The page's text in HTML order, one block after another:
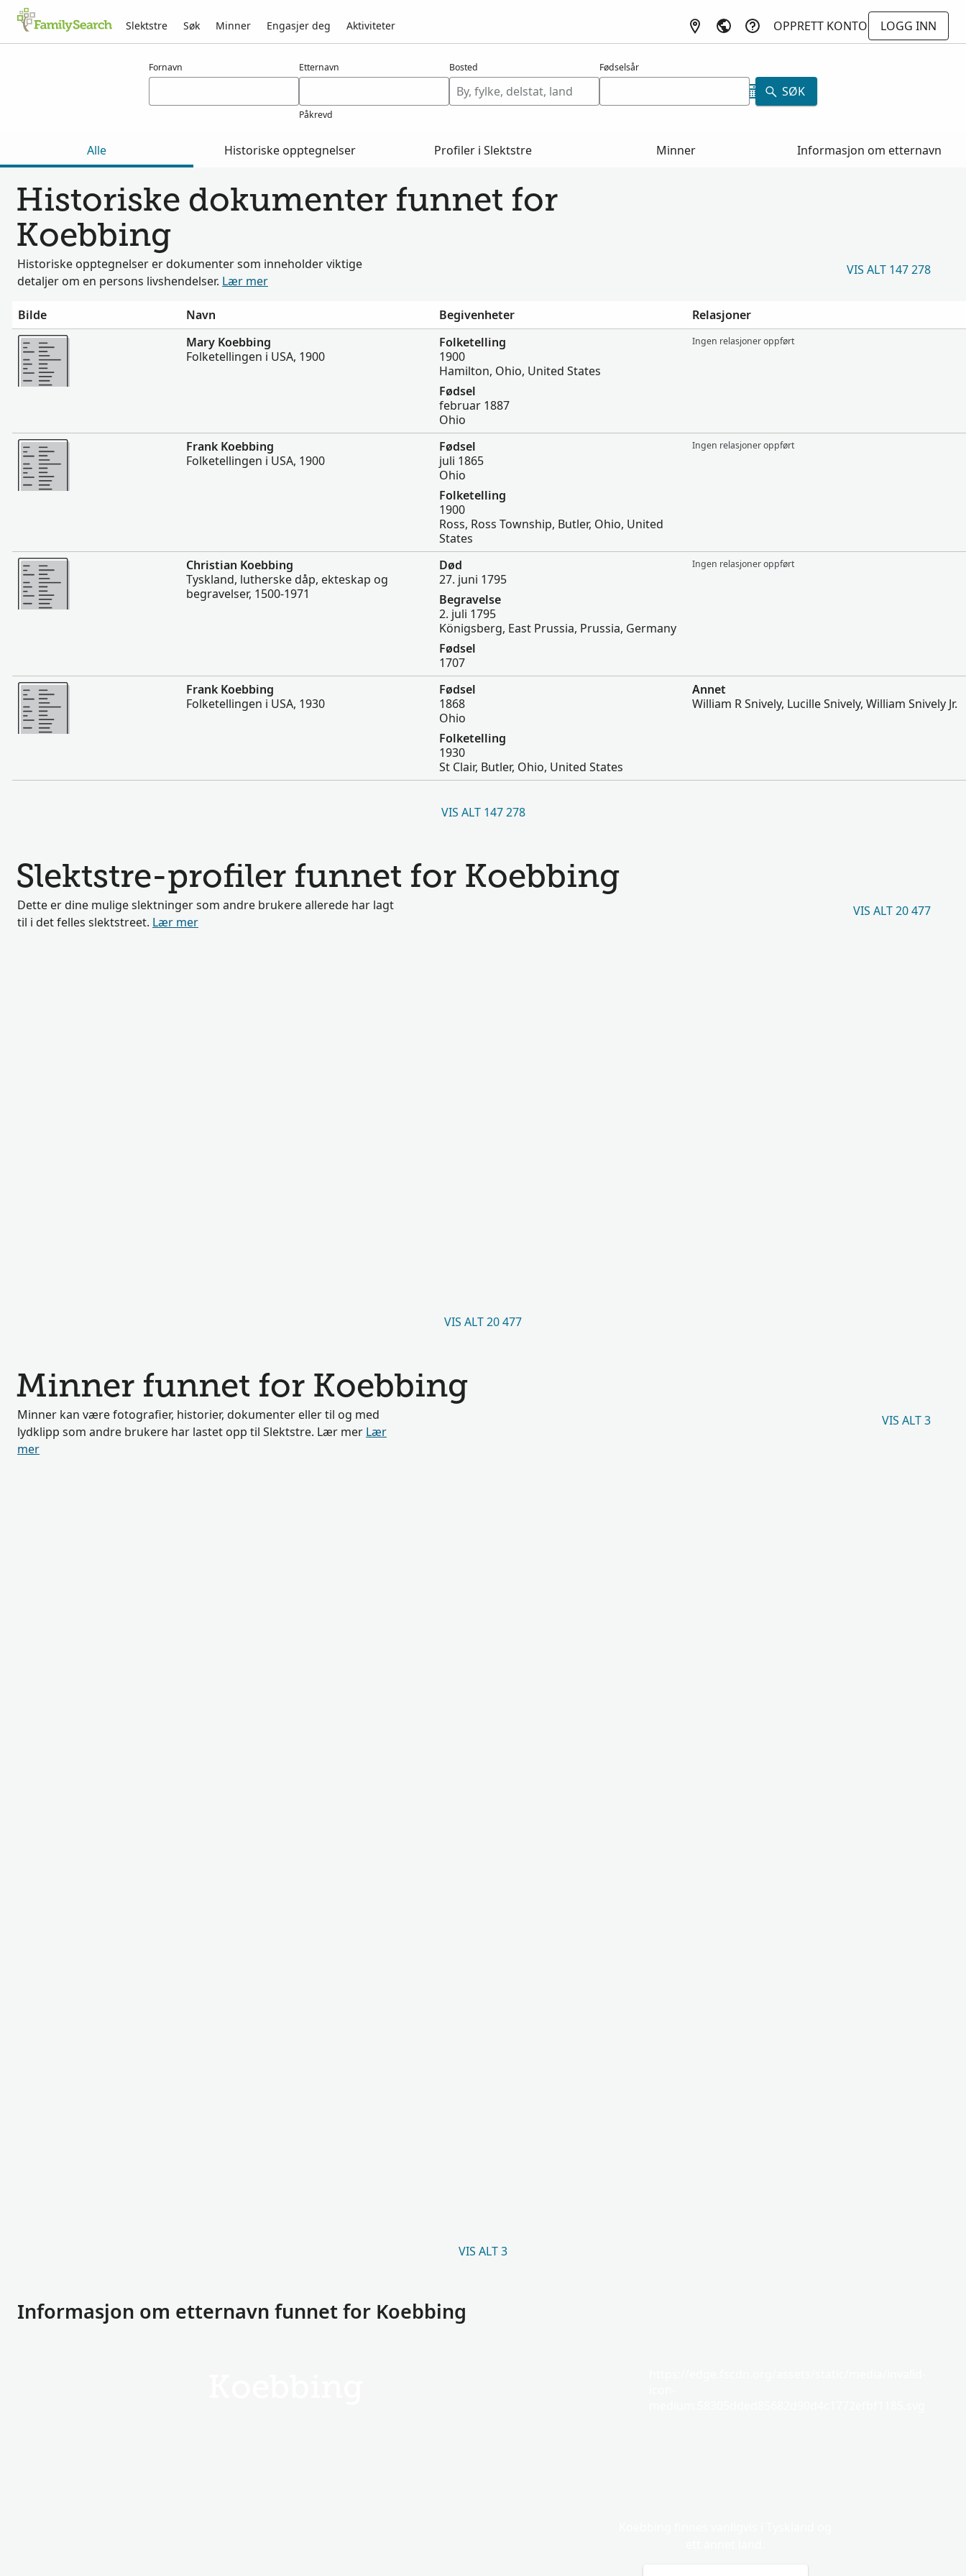
Slektstre Søk Minner Engasjer deg Aktiviteter OPPRETT KONTO
LOGG INN
Fornavn Etternavn
Påkrevd
Bosted Fødselsår
SØK
Alle Historiske opptegnelser Profiler i Slektstre Minner Informasjon om etternavn
Historiske dokumenter funnet for
Koebbing
Historiske opptegnelser er dokumenter som inneholder viktige
detaljer om en persons livshendelser. Lær mer
VIS ALT 147 278
Bilde Navn Begivenheter
Relasjoner
Flere
Mary Koebbing
Folketellingen i USA, 1900
Folketelling
1900
Hamilton, Ohio, United States
Fødsel
februar 1887
Ohio
Ingen relasjoner oppført
Flere
Frank Koebbing
Folketellingen i USA, 1900
Fødsel
juli 1865
Ohio
Folketelling
1900
Ross, Ross Township, Butler, Ohio, United
States
Ingen relasjoner oppført
Flere
Christian Koebbing
Tyskland, lutherske dåp, ekteskap og
begravelser, 1500-1971
Død
27. juni 1795
Begravelse
2. juli 1795
Königsberg, East Prussia, Prussia, Germany
Fødsel
1707
Ingen relasjoner oppført
Flere
Frank Koebbing
Folketellingen i USA, 1930
Fødsel
1868
Ohio
Folketelling
1930
St Clair, Butler, Ohio, United States
Annet
William R Snively, Lucille Snively, William Snively Jr.
VIS ALT 147 278
Slektstre-profiler funnet for Koebbing
Dette er dine mulige slektninger som andre brukere allerede har lagt
til i det felles slektstreet. Lær mer
VIS ALT 20 477
VIS ALT 20 477
Minner funnet for Koebbing
Minner kan være fotografier, historier, dokumenter eller til og med
lydklipp som andre brukere har lastet opp til Slektstre. Lær mer Lær
mer
VIS ALT 3
VIS ALT 3
Informasjon om etternavn funnet for Koebbing